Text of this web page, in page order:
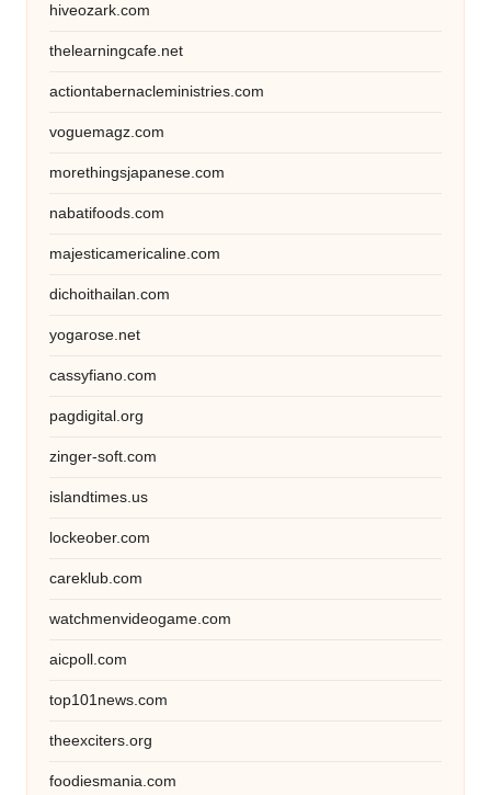
hiveozark.com
thelearningcafe.net
actiontabernacleministries.com
voguemagz.com
morethingsjapanese.com
nabatifoods.com
majesticamericaline.com
dichoithailan.com
yogarose.net
cassyfiano.com
pagdigital.org
zinger-soft.com
islandtimes.us
lockeober.com
careklub.com
watchmenvideogame.com
aicpoll.com
top101news.com
theexciters.org
foodiesmania.com